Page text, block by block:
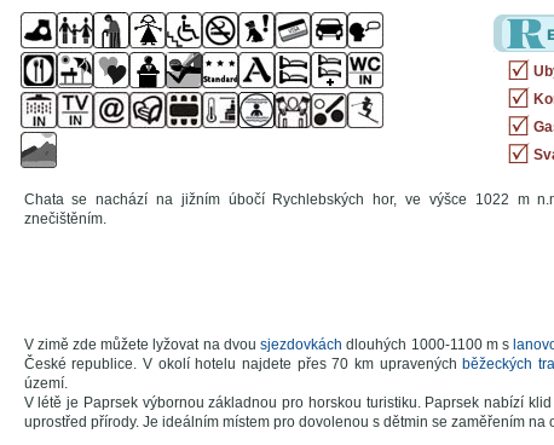
Chata se nachází na jižním úbočí Rychlebských hor, ve výšce 1022 m
znečištěním.
V zimě zde můžete lyžovat na dvousjezdovkách dlouhých 1000-1100 m s
České republice. V okolí hotelu najdete přes 70 km upravených běžeckých
území.
V létě je Paprsek výbornou základnou pro horskou turistiku. Paprsek nabízí
uprostřed přírody. Je ideálním místem pro dovolenou s dětmin se zaměřením na